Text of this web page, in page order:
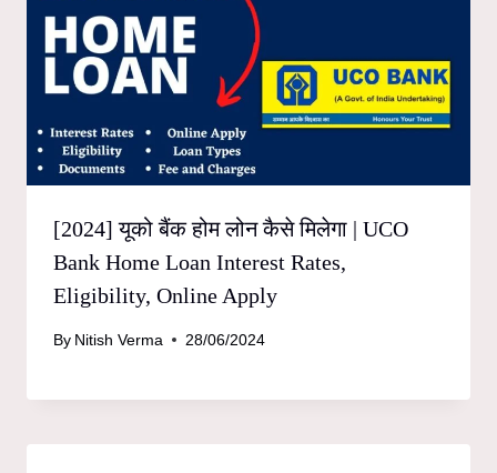
[2024] यूको बैंक होम लोन कैसे मिलेगा | UCO
Bank Home Loan Interest Rates,
Eligibility, Online Apply
By Nitish Verma 28/06/2024